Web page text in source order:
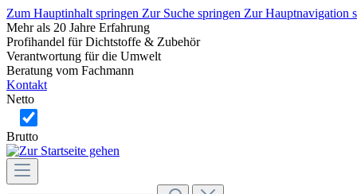
Zum Hauptinhalt springen Zur Suche springen Zur Hauptnavigation
Mehr als 20 Jahre Erfahrung
Profihandel für Dichtstoffe & Zubehör
Verantwortung für die Umwelt
Beratung vom Fachmann
Kontakt
Netto
Brutto